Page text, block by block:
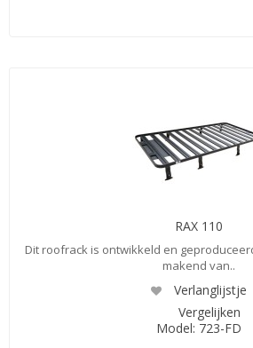
RAX 110
Dit roofrack is ontwikkeld en
makend van..
Verlanglijstje
Vergelijken
Model: 723-FD